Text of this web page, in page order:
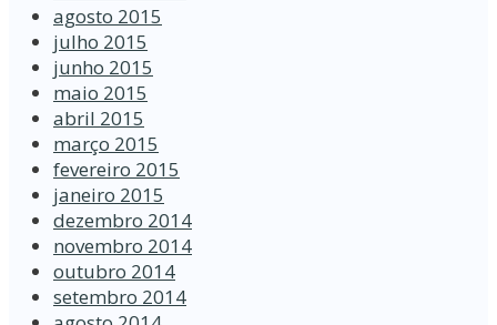
agosto 2015
julho 2015
junho 2015
maio 2015
abril 2015
março 2015
fevereiro 2015
janeiro 2015
dezembro 2014
novembro 2014
outubro 2014
setembro 2014